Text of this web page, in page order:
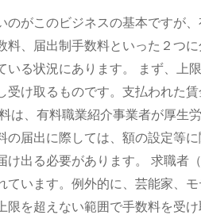
がこのビジネスの基本ですが
、届出制手数料といった２つ
る状況にあります。 まず、上
け取るものです。支払われた
は、有料職業紹介事業者が厚生
届出に際しては、額の設定等
出る必要があります。 求職者
います。例外的に、芸能家、モ
を超えない範囲で手数料を受